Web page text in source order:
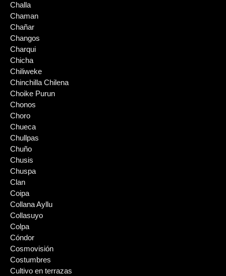
Challa
Chaman
Chañar
Changos
Charqui
Chicha
Chiliweke
Chinchilla Chilena
Choike Purun
Chonos
Choro
Chueca
Chullpas
Chuño
Chusis
Chuspa
Clan
Coipa
Collana Ayllu
Collasuyo
Colpa
Cóndor
Cosmovisión
Costumbres
Cultivo en terrazas